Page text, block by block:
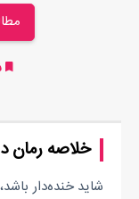
خلاصه رمان
شاید خنده‌دار